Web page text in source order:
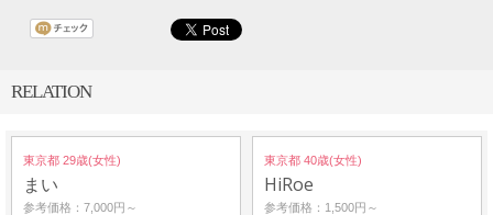
RELATION
東京都 29歳(女性)
まい
参考価格：7,000円～
東京都 40歳(女性)
HiRoe
参考価格：1,500円～